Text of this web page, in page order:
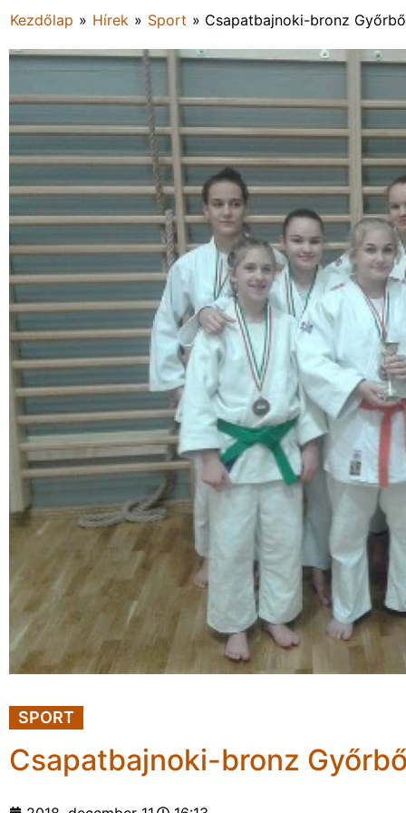
Kezdőlap » Hírek » Sport » Csapatbajnoki-bronz
SPORT
Csapatbajnoki-bronz